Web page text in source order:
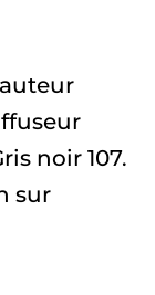
noir 107.
sur